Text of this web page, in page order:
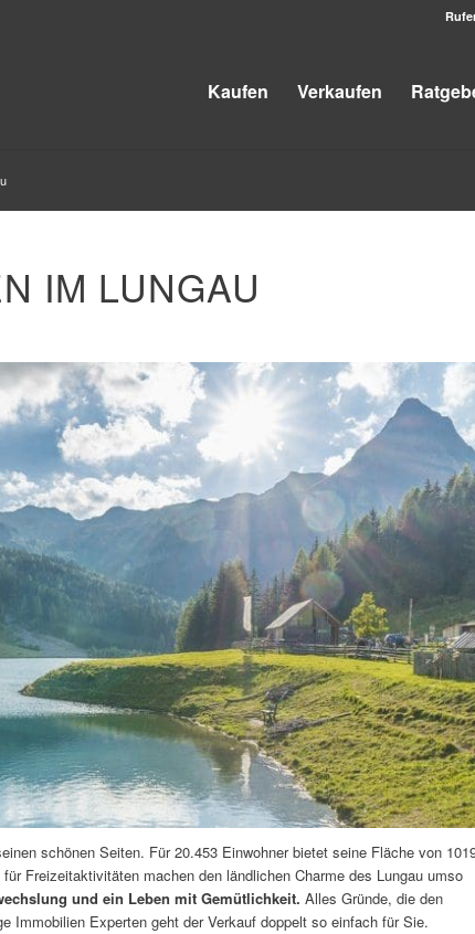
Kaufen Verkaufen
IM LUNGAU
schönen Seiten. Für 20.453 Einwohner bietet seine Fläche von
Freizeitaktivitäten machen den ländlichen Charme des Lungau umso
und ein Leben mit Gemütlichkeit. Alles Gründe, die den
Immobilien Experten geht der Verkauf doppelt so einfach für Sie.